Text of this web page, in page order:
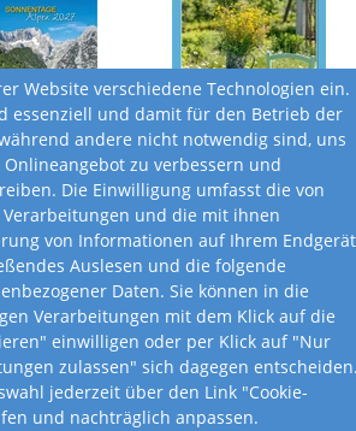
Art.-Nr. 228
24,5 x 34,5 cm
Verborgene Idylle
Website verschiedene Technologien ein.
essenziell und damit für den Betrieb der
andere nicht notwendig sind, uns
zu verbessern und
Die Einwilligung umfasst die von
und die mit ihnen
von Informationen auf Ihrem Endgerät
Auslesen und die folgende
Daten. Sie können in die
Verarbeitungen mit dem Klick auf die
einwilligen oder per Klick auf "Nur
zulassen" sich dagegen
jederzeit über den Link "Cookie-
und nachträglich anpassen.